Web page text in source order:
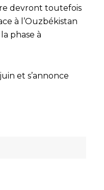
devront toutefois
à l’Ouzbékistan
phase à
et s’annonce